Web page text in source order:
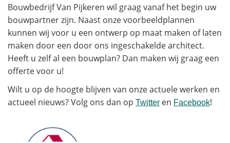
Bouwbedrijf Van Pijkeren wil graag vanaf het begin uw
bouwpartner zijn. Naast onze voorbeeldplannen
kunnen wij voor u een ontwerp op maat maken of laten
maken door een door ons ingeschakelde architect.
Heeft u zelf al een bouwplan? Dan maken wij graag een
offerte voor u!
Wilt u op de hoogte blijven van onze actuele werken en
actueel nieuws? Volg ons dan op Twitter en Facebook!